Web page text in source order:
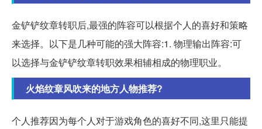
金铲铲纹章转职后,最强的阵容可以根据个人的喜好和策略
来选择。以下是几种可能的强大阵容:1. 物理输出阵容:可
以选择与金铲铲纹章转职效果相辅相成的物理职业。
火焰纹章风吹来的地方人物推荐?
个人推荐因为每个人对于游戏角色的喜好不同,这里只能提